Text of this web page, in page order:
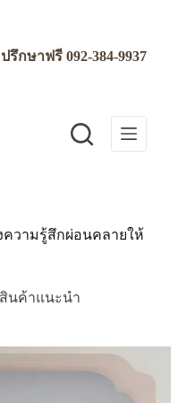
ปรึกษาฟรี092-384-9937
ความรู้สึกผ่อนคลายให้
สินค้าแนะนำ